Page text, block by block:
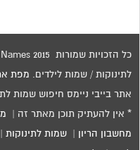
לתינוקות / שמות לילדים. מפת
אתר בייבי ניימס חיפוש שמות
* אין להעתיק תוכן מאתר זה |
מחשבון הריון |שמות לתינוקות